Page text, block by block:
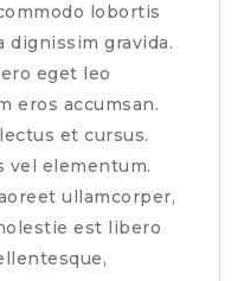
lobortis
gravida.
eget leo
eros accumsan.
et cursus.
vel elementum.
ullamcorper,
est libero